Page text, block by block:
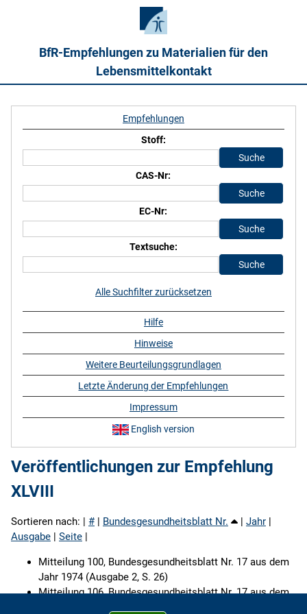
BfR-Empfehlungen zu Materialien für den
Lebensmittelkontakt
Veröffentlichungen zur Empfehlung
XLVIII
Sortieren nach: | # | Bundesgesundheitsblatt Nr. | Jahr |
Ausgabe | Seite |
Mitteilung 100, Bundesgesundheitsblatt Nr. 17 aus dem
Jahr 1974 (Ausgabe 2, S. 26)
Mitteilung 106, Bundesgesundheitsblatt Nr. 17 aus dem
Empfehlungen
Stoff:
CAS-Nr:
EC-Nr:
Textsuche:
Alle Suchfilter zurücksetzen
Hilfe
Hinweise
Weitere Beurteilungsgrundlagen
Letzte Änderung der Empfehlungen
Impressum
English version